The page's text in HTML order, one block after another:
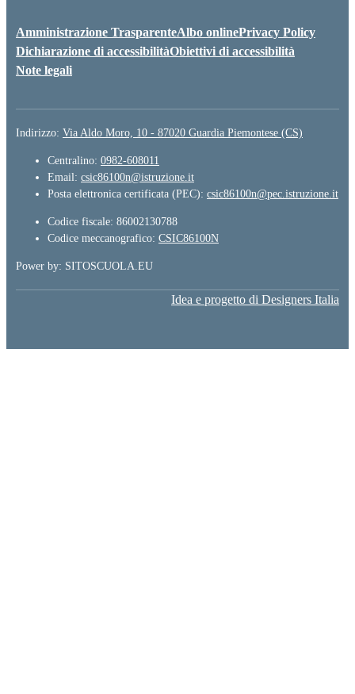
Amministrazione TrasparenteAlbo onlinePrivacy Policy
Dichiarazione di accessibilitàObiettivi di accessibilità
Note legali
Indirizzo: Via Aldo Moro, 10 - 87020 Guardia Piemontese (CS)
Centralino: 0982-608011
Email: csic86100n@istruzione.it
Posta elettronica certificata (PEC): csic86100n@pec.istruzione.it
Codice fiscale: 86002130788
Codice meccanografico: CSIC86100N
Power by: SITOSCUOLA.EU
Idea e progetto di Designers Italia